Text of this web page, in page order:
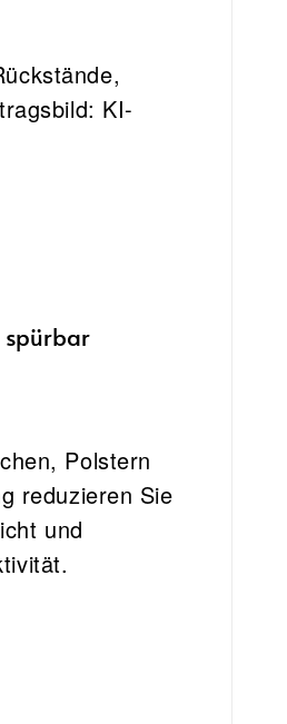
KI-
spürbar
Polstern
reduzieren Sie
und